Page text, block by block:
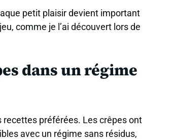
petit plaisir devient important
comme je l’ai découvert lors de
dans un régime
recettes préférées. Les crêpes ont
avec un régime sans résidus,